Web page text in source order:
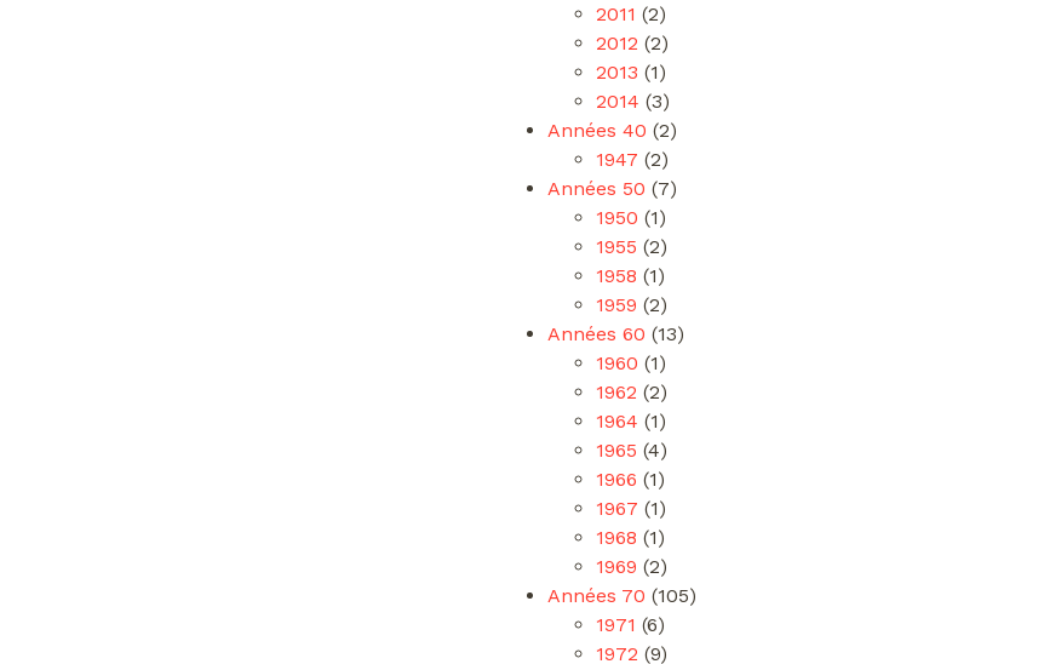
2011 (2)
2012 (2)
2013 (1)
2014 (3)
Années 40 (2)
1947 (2)
Années 50 (7)
1950 (1)
1955 (2)
1958 (1)
1959 (2)
Années 60 (13)
1960 (1)
1962 (2)
1964 (1)
1965 (4)
1966 (1)
1967 (1)
1968 (1)
1969 (2)
Années 70 (105)
1971 (6)
1972 (9)